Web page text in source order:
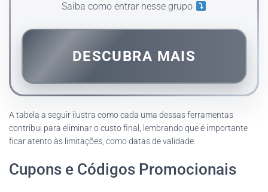
Saiba como entrar nesse grupo
DESCUBRA MAIS
A tabela a seguir ilustra como cada uma dessas ferramentas
contribui para eliminar o custo final, lembrando que é importante
ficar atento às limitações, como datas de validade.
Cupons e Códigos Promocionais